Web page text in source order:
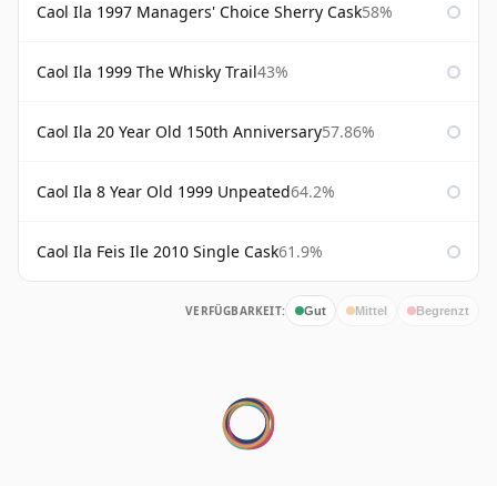
Caol Ila 1997 Managers' Choice Sherry Cask58%
Caol Ila 1999 The Whisky Trail43%
Caol Ila 20 Year Old 150th Anniversary57.86%
Caol Ila 8 Year Old 1999 Unpeated64.2%
Caol Ila Feis Ile 2010 Single Cask61.9%
VERFÜGBARKEIT: Gut Mittel Begrenzt